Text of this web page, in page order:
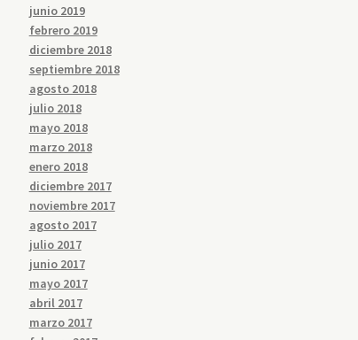
junio 2019
febrero 2019
diciembre 2018
septiembre 2018
agosto 2018
julio 2018
mayo 2018
marzo 2018
enero 2018
diciembre 2017
noviembre 2017
agosto 2017
julio 2017
junio 2017
mayo 2017
abril 2017
marzo 2017